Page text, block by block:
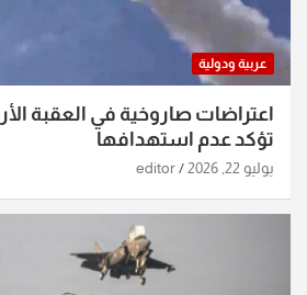
عربية ودولية
اعتراضات صاروخية في العقبة
تؤكد عدم استهدافها
يوليو 22, 2026 editor